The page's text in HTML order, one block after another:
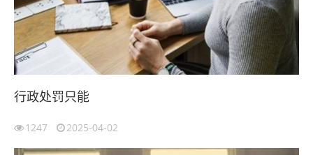
行政处罚只能
1247 2025-04-02